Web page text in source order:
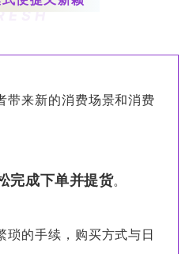
带来新的消费场景和消费
完成下单并提货。
琐的手续，购买方式与日